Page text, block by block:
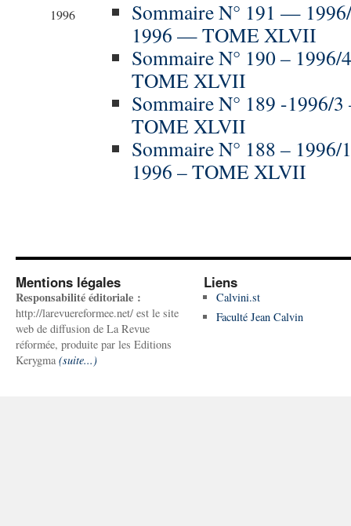
1996
Sommaire N° 191 —
1996 — TOME XLVII
Sommaire N° 190 –
TOME XLVII
Sommaire N° 189 -1996/
TOME XLVII
Sommaire N° 188 –
1996 – TOME XLVII
Mentions légales
Responsabilité éditoriale :
http://larevuereformee.net/ est le site
web de diffusion de La Revue
réformée, produite par les Editions
Kerygma (suite...)
Liens
Calvini.st
Faculté Jean Calvin